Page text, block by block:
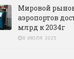
Мировой
аэропортов
млрд к 2034г
8 ИЮЛЯ 2025